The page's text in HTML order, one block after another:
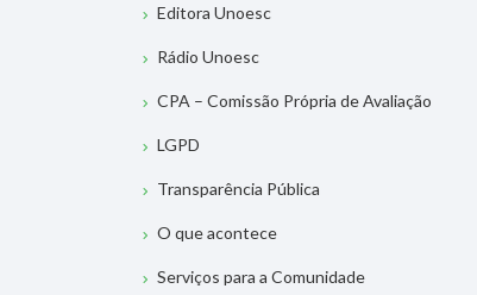
Editora Unoesc
Rádio Unoesc
CPA – Comissão Própria de Avaliação
LGPD
Transparência Pública
O que acontece
Serviços para a Comunidade